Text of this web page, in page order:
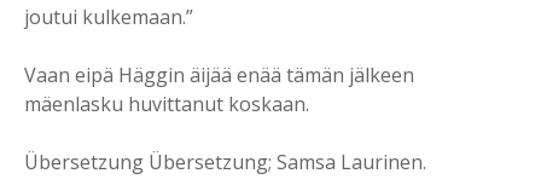
joutui kulkemaan.”
Vaan eipä Häggin äijää enää tämän jälkeen
mäenlasku huvittanut koskaan.
Übersetzung Übersetzung; Samsa Laurinen.